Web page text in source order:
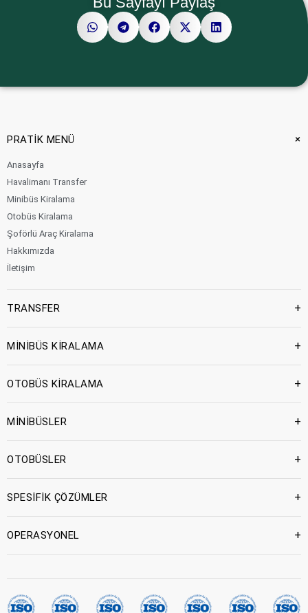
PRATİK MENÜ +
Anasayfa
Havalimanı Transfer
Minibüs Kiralama
Otobüs Kiralama
Şoförlü Araç Kiralama
Hakkımızda
İletişim
TRANSFER +
MİNİBÜS KİRALAMA +
OTOBÜS KİRALAMA +
MİNİBÜSLER +
OTOBÜSLER +
SPESİFİK ÇÖZÜMLER +
OPERASYONEL +